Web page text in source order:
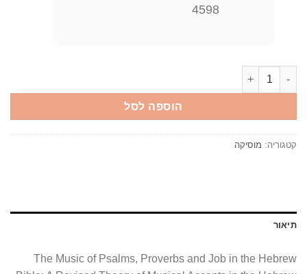
4598
כמות של The Music of Psalms, Proverbs and Job in the Hebrew Bible: A Revised Theory of Musical Accents in the Hebrew Bible General Analysis, Bibliography, ... by Computer Speech Synthesis (Judische Musik) - Hardcover Tree, Stephen
הוספה לסל
קטגוריה: מוסיקה
תיאור
The Music of Psalms, Proverbs and Job in the Hebrew